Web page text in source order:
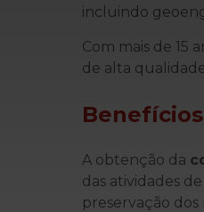
incluindo
Com mais de 15
de alta
A obtenção da
das atividades
preservação